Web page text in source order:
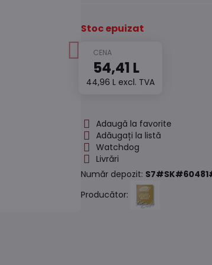
Stoc epuizat
54,41 L
44,96 L excl. TVA
Adaugă la favorite
Adăugați la listă
Watchdog
Livrări
Număr depozit:
Producător: